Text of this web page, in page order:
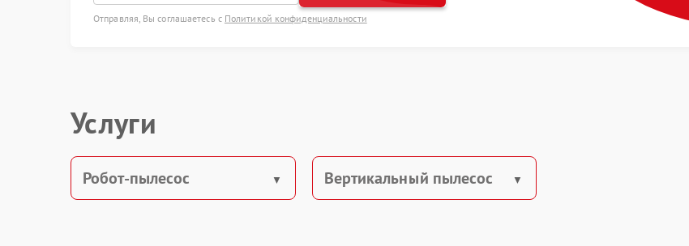
Отправляя, Вы соглашаетесь с Политикой конфиденциальности
Услуги
Робот-пылесос Вертикальный пылесос